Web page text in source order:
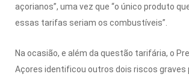
açorianos”, uma vez que “o único produto
essas tarifas seriam os combustíveis”.
Na ocasião, e além da questão tarifária, o
Açores identificou outros dois riscos graves